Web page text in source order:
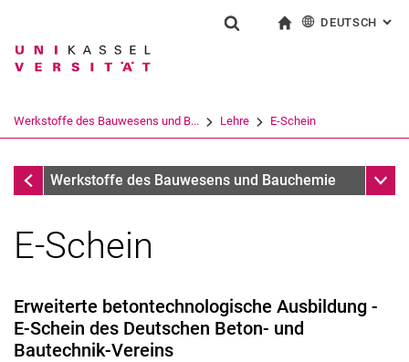
Springe direkt zu: Inhalt
Springe direkt zu: Suche
Springe direkt zu:
Suchbegriff
Suchen (öffnet externen Link in einem
DEUTSCH :
Werkstoffe des Bauwesens und B... Lehre E-Schein
LehreWerkstoffe des Bauwesens und Bauchemie
E-Schein
Erweiterte betontechnologische Ausbildung -
E-Schein des Deutschen Beton- und
Bautechnik-Vereins